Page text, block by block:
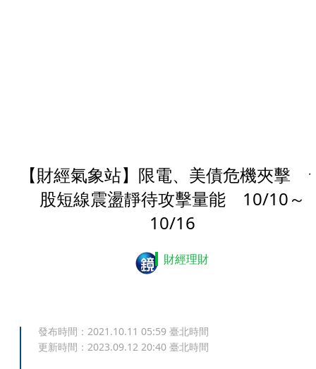
【財經氣象站】限電、美債危機夾擊
股短線震盪靜待攻擊量能 10/10～
10/16
財經理財
發布時間： 2021.10.11 05:59 臺北時間
更新時間： 2023.09.12 20:40 臺北時間